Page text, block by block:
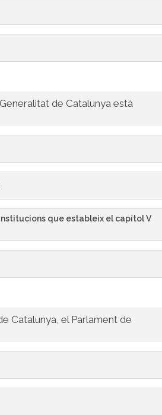
de Catalunya està
que estableix el capítol V
Catalunya, el Parlament de